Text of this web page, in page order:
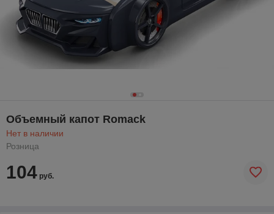
Объемный капот Romack
Нет в наличии
Розница
104 руб.